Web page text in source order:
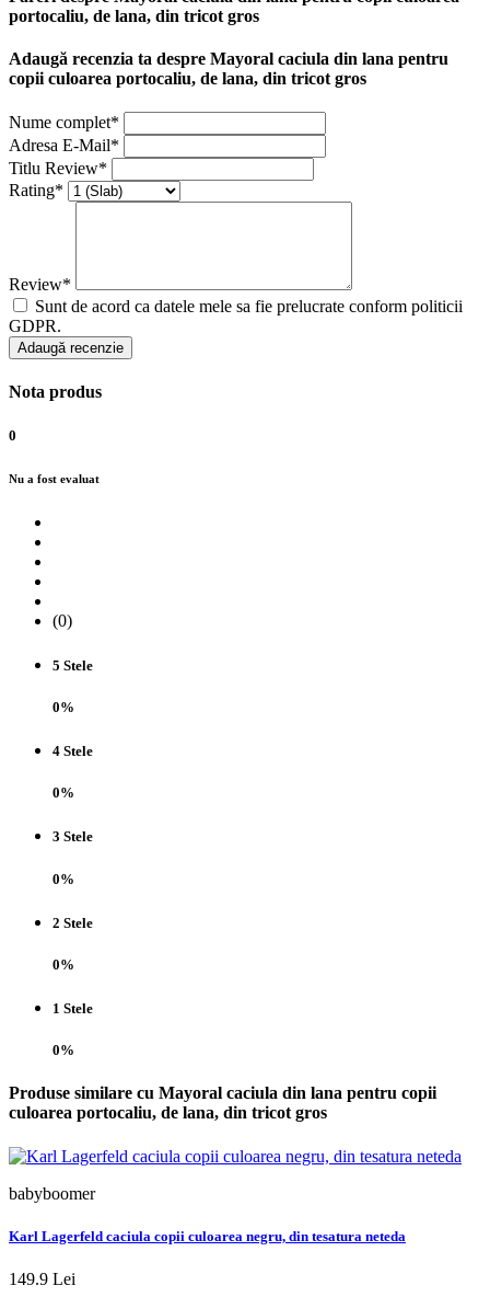
portocaliu, de lana, din tricot gros
Adaugă recenzia ta despre Mayoral caciula din lana pentru
copii culoarea portocaliu, de lana, din tricot gros
Nume complet*
Adresa E-Mail*
Titlu Review*
Rating*
Review*
Sunt de acord ca datele mele sa fie prelucrate conform politicii
GDPR.
Adaugă recenzie
Nota produs
0
Nu a fost evaluat
(0)
5 Stele
0%
4 Stele
0%
3 Stele
0%
2 Stele
0%
1 Stele
0%
Produse similare cu Mayoral caciula din lana pentru copii
culoarea portocaliu, de lana, din tricot gros
babyboomer
Karl Lagerfeld caciula copii culoarea negru, din tesatura neteda
149.9 Lei